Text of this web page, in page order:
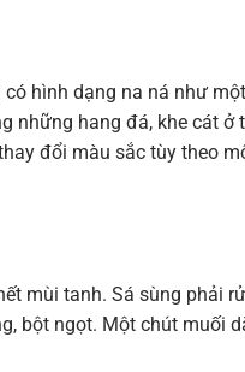
hình dạng na ná như
những hang đá, khe cát
đổi màu sắc tùy theo
mùi tanh. Sá sùng phải
bột ngọt. Một chút muối